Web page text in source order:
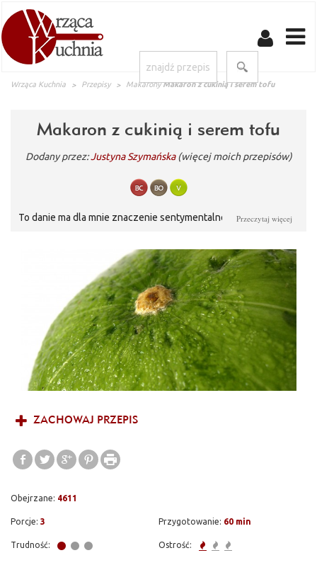
Wrząca Kuchnia Przepisy Makarony Makaron z cukinią i serem tofu
Makaron z cukinią i serem tofu
Dodany przez:Justyna Szymańska (więcej moich przepisów)
To danie ma dla mnie znaczenie sentymentalne – przyrządziłam
wiem, czy to dzięki niemu skradłam jego serce, czy może
zaważyło coś innego;-)
Przeczytaj więcej
ZACHOWAJ PRZEPIS
Obejrzane: 4611
Porcje: 3 Przygotowanie: 60 min
Trudność: Ostrość: